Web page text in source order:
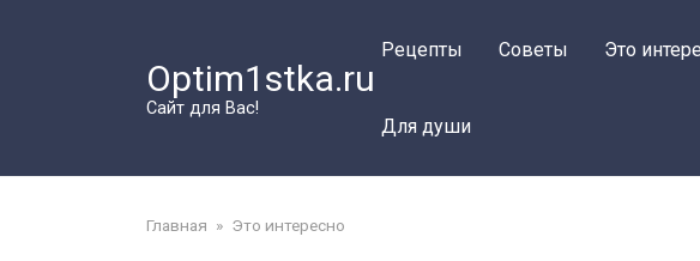
Optim1stka.ru
Сайт для Вас!
Рецепты Советы Это
Для души
Главная » Это интересно